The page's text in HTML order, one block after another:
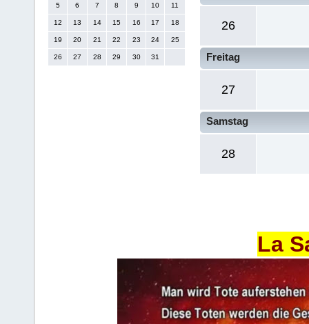
5 6 7 8 9 10 11
12 13 14 15 16 17 18
19 20 21 22 23 24 25
26 27 28 29 30 31
26
Freitag
27
Samstag
28
La